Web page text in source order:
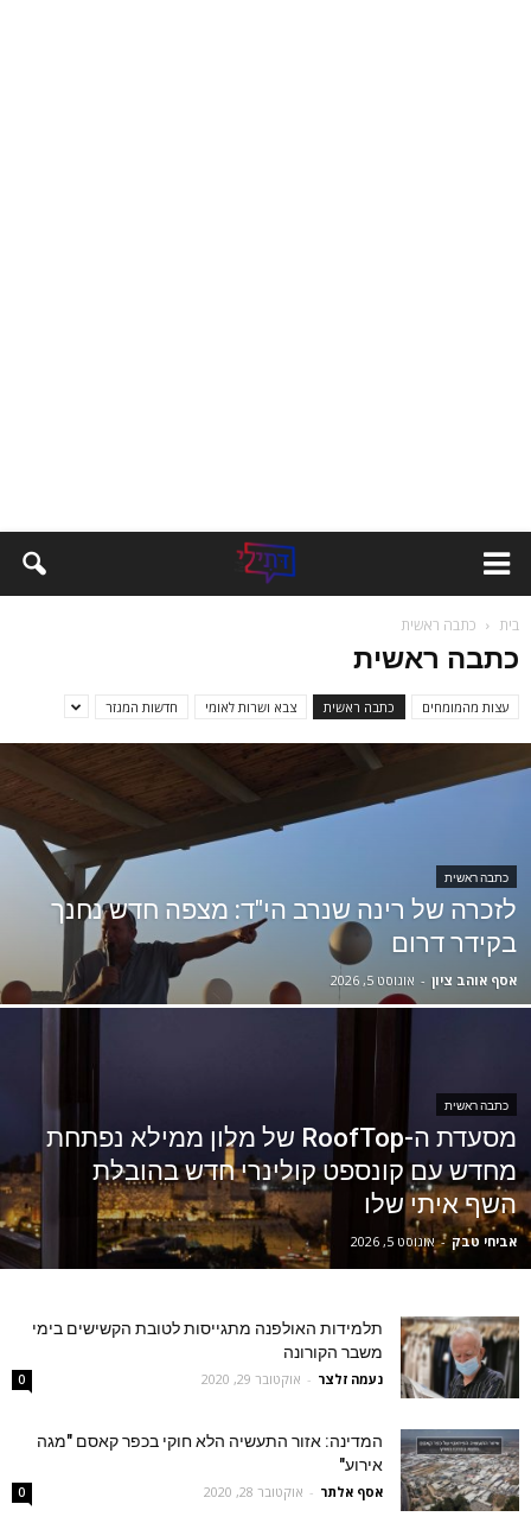
בית כתבה ראשית
כתבה ראשית
עצות מהמומחים כתבה ראשית צבא ושרות לאומי חדשות המגזר
כתבה ראשית
לזכרה של רינה שנרב הי"ד: מצפה חדש נחנך
בקידר דרום
אסף אוהב ציון - אוגוסט 5, 2026
כתבה ראשית
מסעדת ה-RoofTop של מלון ממילא נפתחת
מחדש עם קונספט קולינרי חדש בהובלת
השף איתי שלו
אביחי טבק - אוגוסט 5, 2026
תלמידות האולפנה מתגייסות לטובת הקשישים בימי
משבר הקורונה
נעמה זלצר - אוקטובר 29, 2020 0
המדינה: אזור התעשיה הלא חוקי בכפר קאסם "מגה
אירוע"
אסף אלתר - אוקטובר 28, 2020 0